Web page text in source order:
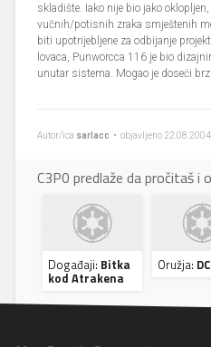
skladište. Iako nije bio jako
vučnih/potisnih zraka smještenih
biti upotrijebljene za odbijanje
lovaca, Punworcca 116 je bio
unutar sistema. Mogao je doseći
Autor/ica sarlacc • objavljeno
C3P0 predlaže da pročitaš i
Događaji: Bitka
kod Atrakena
Oružja: